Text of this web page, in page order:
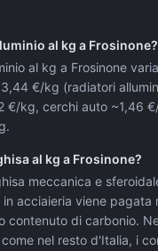
al kg a Frosinone?
al kg a Frosinone
€/kg (radiatori
€/kg, cerchi auto ~1,46
al kg a Frosinone?
meccanica e
acciaieria viene pagata
contenuto di carbonio.
nel resto d'Italia, i